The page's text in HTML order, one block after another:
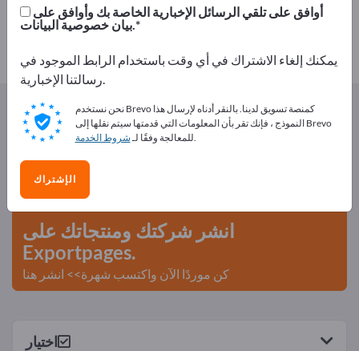
موزعون
Exportpages المأكولات و المشروبات
أعلن مجانًا على Exportpages!
الاحتياجات – العروض – السلع المستعملة – جهات الاتصال
التجارية >> ابدأ من هنا
انشر شركتك ومنتجاتك على
Exportpages.
كن موردًا الآن واكتسب شهرة>> انشر هنا
اختيار
بيان خصوصية البيانات.
يمكنك إلغاء الاشتراك في أي وقت باستخدام الرابط الموجود في
رسالتنا الإخبارية.
نحن نستخدم Brevo كمنصة تسويق لدينا. بالنقر أدناه لإرسال هذا
النموذج ، فإنك تقر بأن المعلومات التي قدمتها سيتم نقلها إلى Brevo
للمعالجة وفقًا لـشروط الخدمة .
الإشتراك